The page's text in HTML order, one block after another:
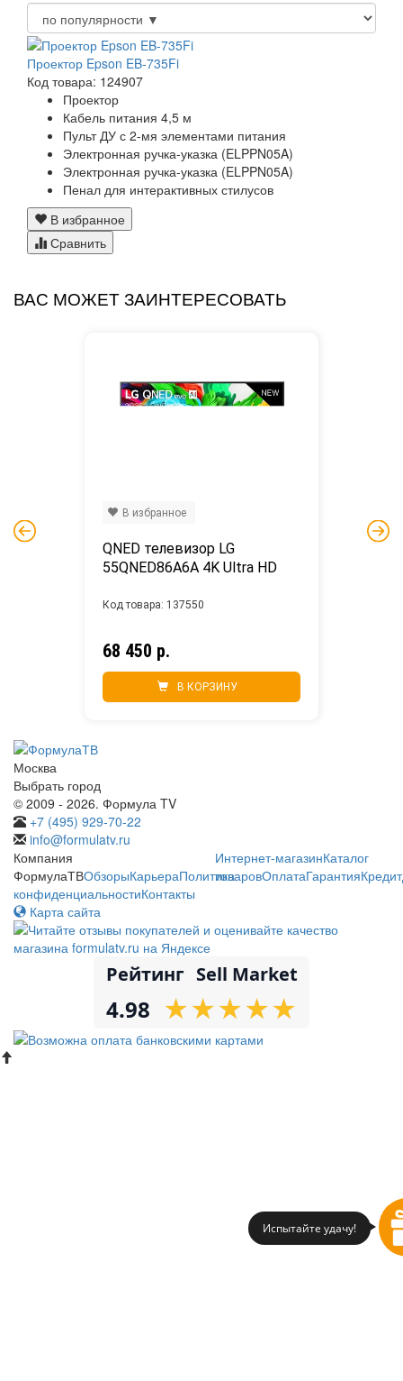
Проектор Epson EB-735Fi
Код товара: 124907
Проектор
Кабель питания 4,5 м
Пульт ДУ с 2-мя элементами питания
Электронная ручка-указка (ELPPN05A)
Электронная ручка-указка (ELPPN05A)
Пенал для интерактивных стилусов
В избранное
Сравнить
ВАС МОЖЕТ ЗАИНТЕРЕСОВАТЬ
QNED телевизор LG
55QNED86A6A 4K Ultra HD
68 450 р.
В КОРЗИНУ
Код товара: 137550
В избранное
Москва
Выбрать город
© 2009 - 2026. Формула TV
+7 (495) 929-70-22
info@formulatv.ru
Компания
ФормулаТВОбзорыКарьераПолитика
конфиденциальностиКонтакты
Интернет-магазинКаталог
товаровОплатаГарантияКредит
Карта сайта
Рейтинг Sell Market
4.98 ★
★★
★★
★★
★★
★
Испытайте удачу!